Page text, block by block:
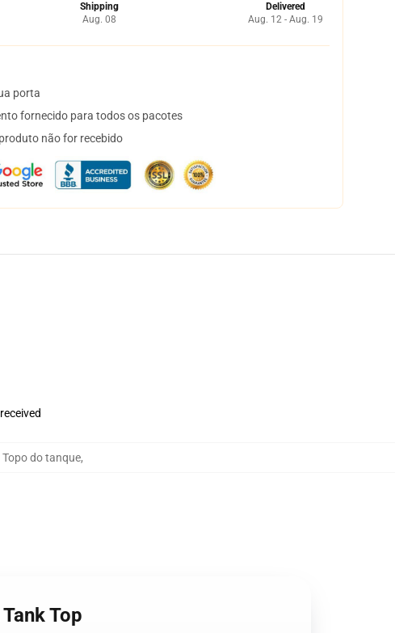
Shipping
Aug. 08
Delivered
Aug. 12 - Aug. 19
porta
fornecido para todos os pacotes
não for recebido
do tanque,
Top